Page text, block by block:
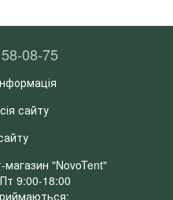
08-75
сайту
магазин "NovoTent"
9:00-18:00